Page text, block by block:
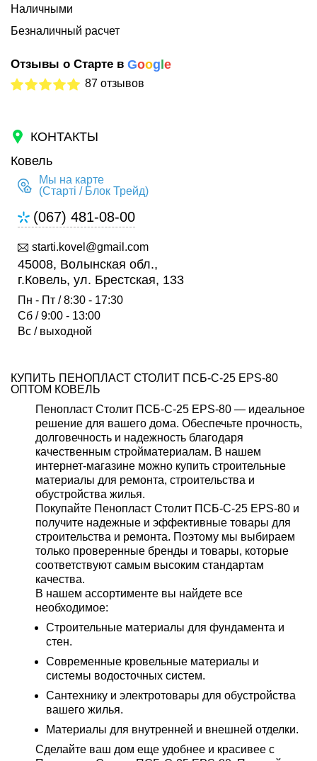
Наличными
Безналичный расчет
Отзывы о Старте в Goog e
87 отзывов
КОНТАКТЫ
Ковель
Мы на карте
(Старті / Блок Трейд)
(067) 481-08-00
starti.kovel@gmail.com
45008, Волынская обл.,
г.Ковель, ул. Брестская, 133
Пн - Пт / 8:30 - 17:30
Сб / 9:00 - 13:00
Вс / выходной
КУПИТЬ ПЕНОПЛАСТ СТОЛИТ ПСБ-С-25 EPS-80
ОПТОМ КОВЕЛЬ
Пенопласт Столит ПСБ-С-25 EPS-80 — идеальное
решение для вашего дома. Обеспечьте прочность,
долговечность и надежность благодаря
качественным стройматериалам. В нашем
интернет-магазине можно купить строительные
материалы для ремонта, строительства и
обустройства жилья.
Покупайте Пенопласт Столит ПСБ-С-25 EPS-80 и
получите надежные и эффективные товары для
строительства и ремонта. Поэтому мы выбираем
только проверенные бренды и товары, которые
соответствуют самым высоким стандартам
качества.
В нашем ассортименте вы найдете все
необходимое:
Строительные материалы для фундамента и
стен.
Современные кровельные материалы и
системы водосточных систем.
Сантехнику и электротовары для обустройства
вашего жилья.
Материалы для внутренней и внешней отделки.
Сделайте ваш дом еще удобнее и красивее с